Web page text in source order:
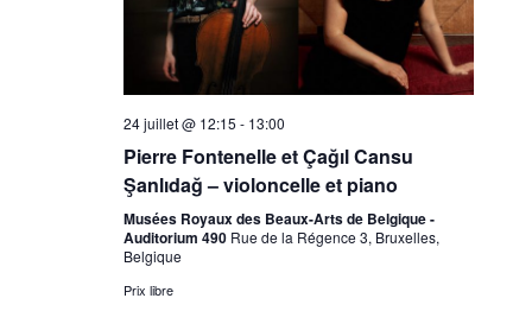
24 juillet @ 12:15 - 13:00
Pierre Fontenelle et Çağıl Cansu
Şanlıdağ – violoncelle et piano
Musées Royaux des Beaux-Arts de Belgique -
Auditorium 490 Rue de la Régence 3, Bruxelles,
Belgique
Prix libre